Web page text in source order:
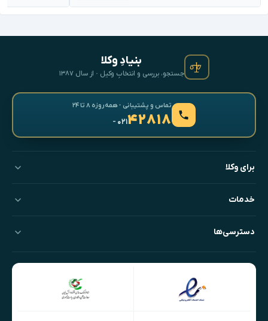
بنیادِ وکلا
جستجو، بررسی و انتخابِ وکیل · از سال ۱۳۸۷
تماس و پشتیبانی · همه‌روزه ۸ تا ۲۴
۴۲۸۱۸- ۰۲۱
برای وکلا
خدمات
دسترسی‌ها